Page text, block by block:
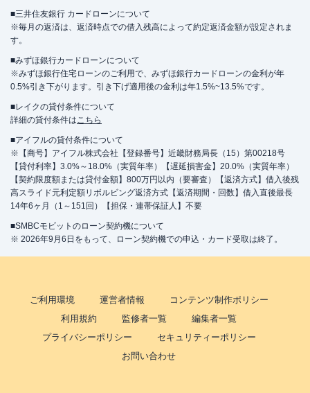
■三井住友銀行 カードローンについて
※毎月の返済は、返済時点での借入残高によって約定返済金額が設定されま
す。
■みずほ銀行カードローンについて
※みずほ銀行住宅ローンのご利用で、みずほ銀行カードローンの金利が年
0.5%引き下がります。引き下げ適用後の金利は年1.5%~13.5%です。
■レイクの貸付条件について
詳細の貸付条件はこちら
■アイフルの貸付条件について
※【商号】アイフル株式会社【登録番号】近畿財務局長（15）第00218号
【貸付利率】3.0%～18.0%（実質年率）【遅延損害金】20.0%（実質年率）
【契約限度額または貸付金額】800万円以内（要審査）【返済方式】借入後残
高スライド元利定額リボルビング返済方式【返済期間・回数】借入直後最長
14年6ヶ月（1～151回）【担保・連帯保証人】不要
■SMBCモビットのローン契約機について
※ 2026年9月6日をもって、ローン契約機での申込・カード受取は終了。
ご利用環境 運営者情報
コンテンツ制作ポリシー
利用規約
監修者一覧
編集者一覧
プライバシーポリシー
セキュリティーポリシー
お問い合わせ